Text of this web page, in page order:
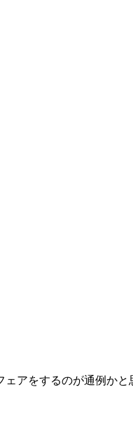
アをするのが通例かと